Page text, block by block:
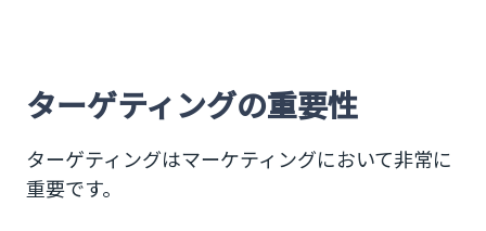
ターゲティングの重要性
ターゲティングはマーケティングにおいて非常に
重要です。